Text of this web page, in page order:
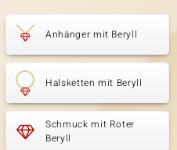
Anhänger mit Beryll
Halsketten mit Beryll
Schmuck mit Roter
Beryll